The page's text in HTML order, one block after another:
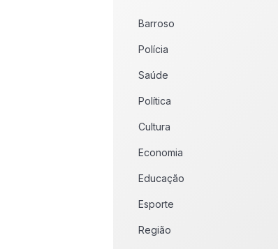
Barroso
Polícia
Saúde
Política
Cultura
Economia
Educação
Esporte
Região